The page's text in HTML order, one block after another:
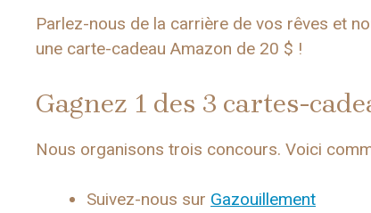
Parlez-nous de la carrière de vos rêves et
une carte-cadeau Amazon de 20 $ !
Gagnez 1 des 3 cartes-
Nous organisons trois concours. Voici
Suivez-nous sur Gazouillement